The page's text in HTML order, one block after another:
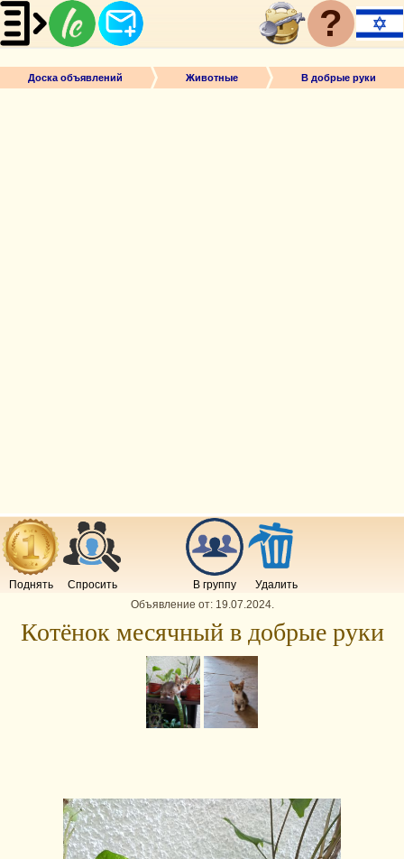
?
Доска объявлений Животные В добрые руки
Поднять Спросить В группу
Удалить
Объявление от: 19.07.2024.
Котёнок месячный в добрые руки